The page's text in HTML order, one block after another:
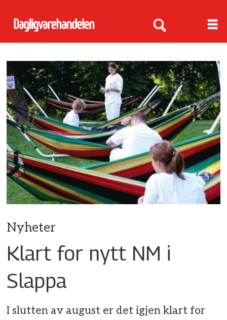
Nyheter
Klart for nytt NM i
Slappa
I slutten av august er det igjen klart for